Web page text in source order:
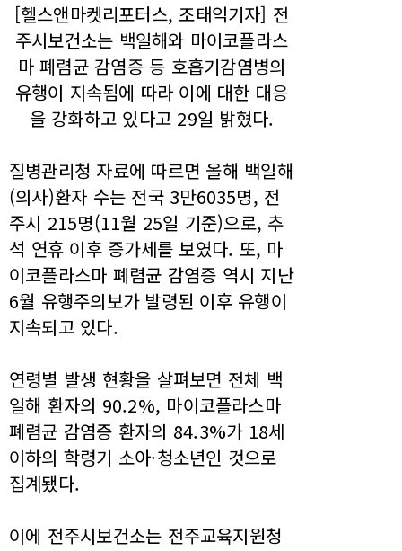
[헬스앤마켓리포터스, 조태익기자] 전
주시보건소는 백일해와 마이코플라스
마 폐렴균 감염증 등 호흡기감염병의
유행이 지속됨에 따라 이에 대한 대응
을 강화하고 있다고 29일 밝혔다.
질병관리청 자료에 따르면 올해 백일해
(의사)환자 수는 전국 3만6035명, 전
주시 215명(11월 25일 기준)으로, 추
석 연휴 이후 증가세를 보였다. 또, 마
이코플라스마 폐렴균 감염증 역시 지난
6월 유행주의보가 발령된 이후 유행이
지속되고 있다.
연령별 발생 현황을 살펴보면 전체 백
일해 환자의 90.2%, 마이코플라스마
폐렴균 감염증 환자의 84.3%가 18세
이하의 학령기 소아·청소년인 것으로
집계됐다.
이에 전주시보건소는 전주교육지원청